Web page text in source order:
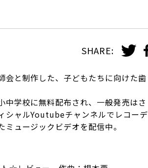
SHARE:
会と制作した、子どもたちに向けた歯
中学校に無料配布され、一般発売はさ
シャルYoutubeチャンネルでレコーデ
ミュージックビデオを配信中。